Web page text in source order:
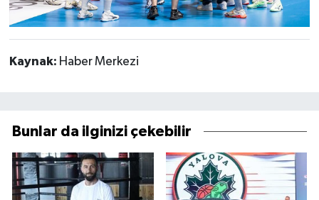
Kaynak: Haber Merkezi
Bunlar da ilginizi çekebilir